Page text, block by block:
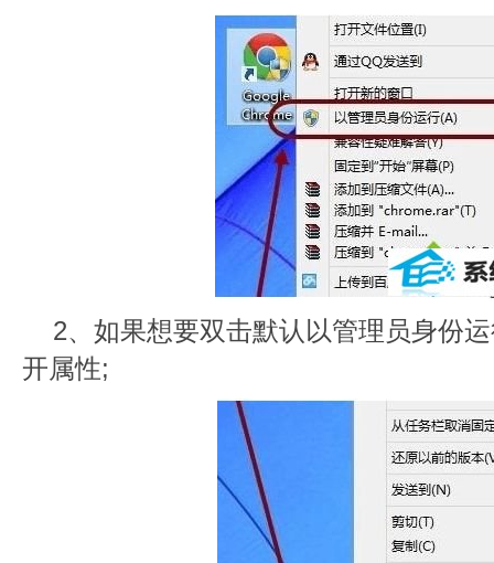
2、如果想要双击默认以管理员身份
开属性;